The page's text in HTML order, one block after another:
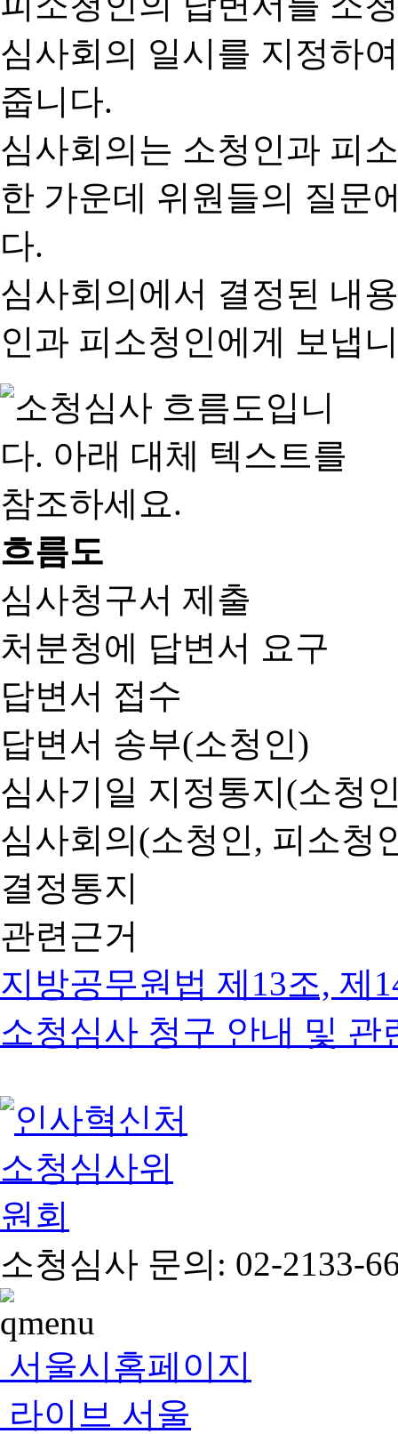
심사회의 일시를 지정하
줍니다.
심사회의는 소청인과 피
한 가운데 위원들의 질문
다.
심사회의에서 결정된 내
인과 피소청인에게 보냅
흐름도
심사청구서 제출
처분청에 답변서 요구
답변서 접수
답변서 송부(소청인)
심사기일 지정통지(소청
심사회의(소청인, 피소청
결정통지
관련근거
지방공무원법 제13조, 제
소청심사 청구 안내 및 관
소청심사 문의: 02-2133-
서울시홈페이지
라이브 서울